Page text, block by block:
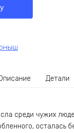
Детали
среди чужих
осталась